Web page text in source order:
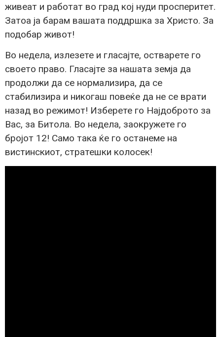
живеат и работат во град кој нуди просперитет.
Затоа ја барам вашата поддршка за Христо. За
подобар живот!
Во недела, излезете и гласајте, остварете го
своето право. Гласајте за нашата земја да
продолжи да се нормализира, да се
стабилизира и никогаш повеќе да не се врати
назад во режимот! Изберете го Најдоброто за
Вас, за Битола. Во недела, заокружете го
бројот 12! Само така ќе го останеме на
вистинскиот, стратешки колосек!